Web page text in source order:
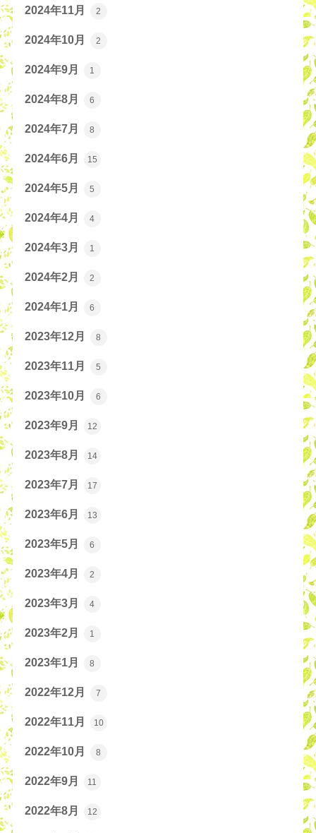
2024年11月 2
2024年10月 2
2024年9月 1
2024年8月 6
2024年7月 8
2024年6月 15
2024年5月 5
2024年4月 4
2024年3月 1
2024年2月 2
2024年1月 6
2023年12月 8
2023年11月 5
2023年10月 6
2023年9月 12
2023年8月 14
2023年7月 17
2023年6月 13
2023年5月 6
2023年4月 2
2023年3月 4
2023年2月 1
2023年1月 8
2022年12月 7
2022年11月 10
2022年10月 8
2022年9月 11
2022年8月 12